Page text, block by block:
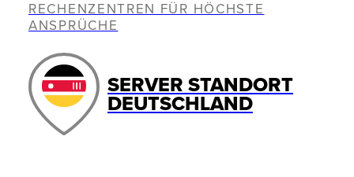
RECHENZENTREN FÜR HÖCHSTE
ANSPRÜCHE
SERVER STANDORT
DEUTSCHLAND